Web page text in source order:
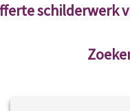
schilderwerk